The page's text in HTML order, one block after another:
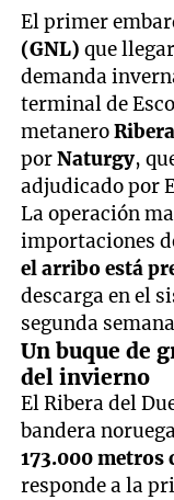
El primer
(GNL) que
demanda
terminal de
metanero
porNaturgy,
adjudicado por
La operación
importaciones
el arribo está
descarga en el
segunda
Un buque de
del invierno
El Ribera del
bandera
173.000 metros
responde a la